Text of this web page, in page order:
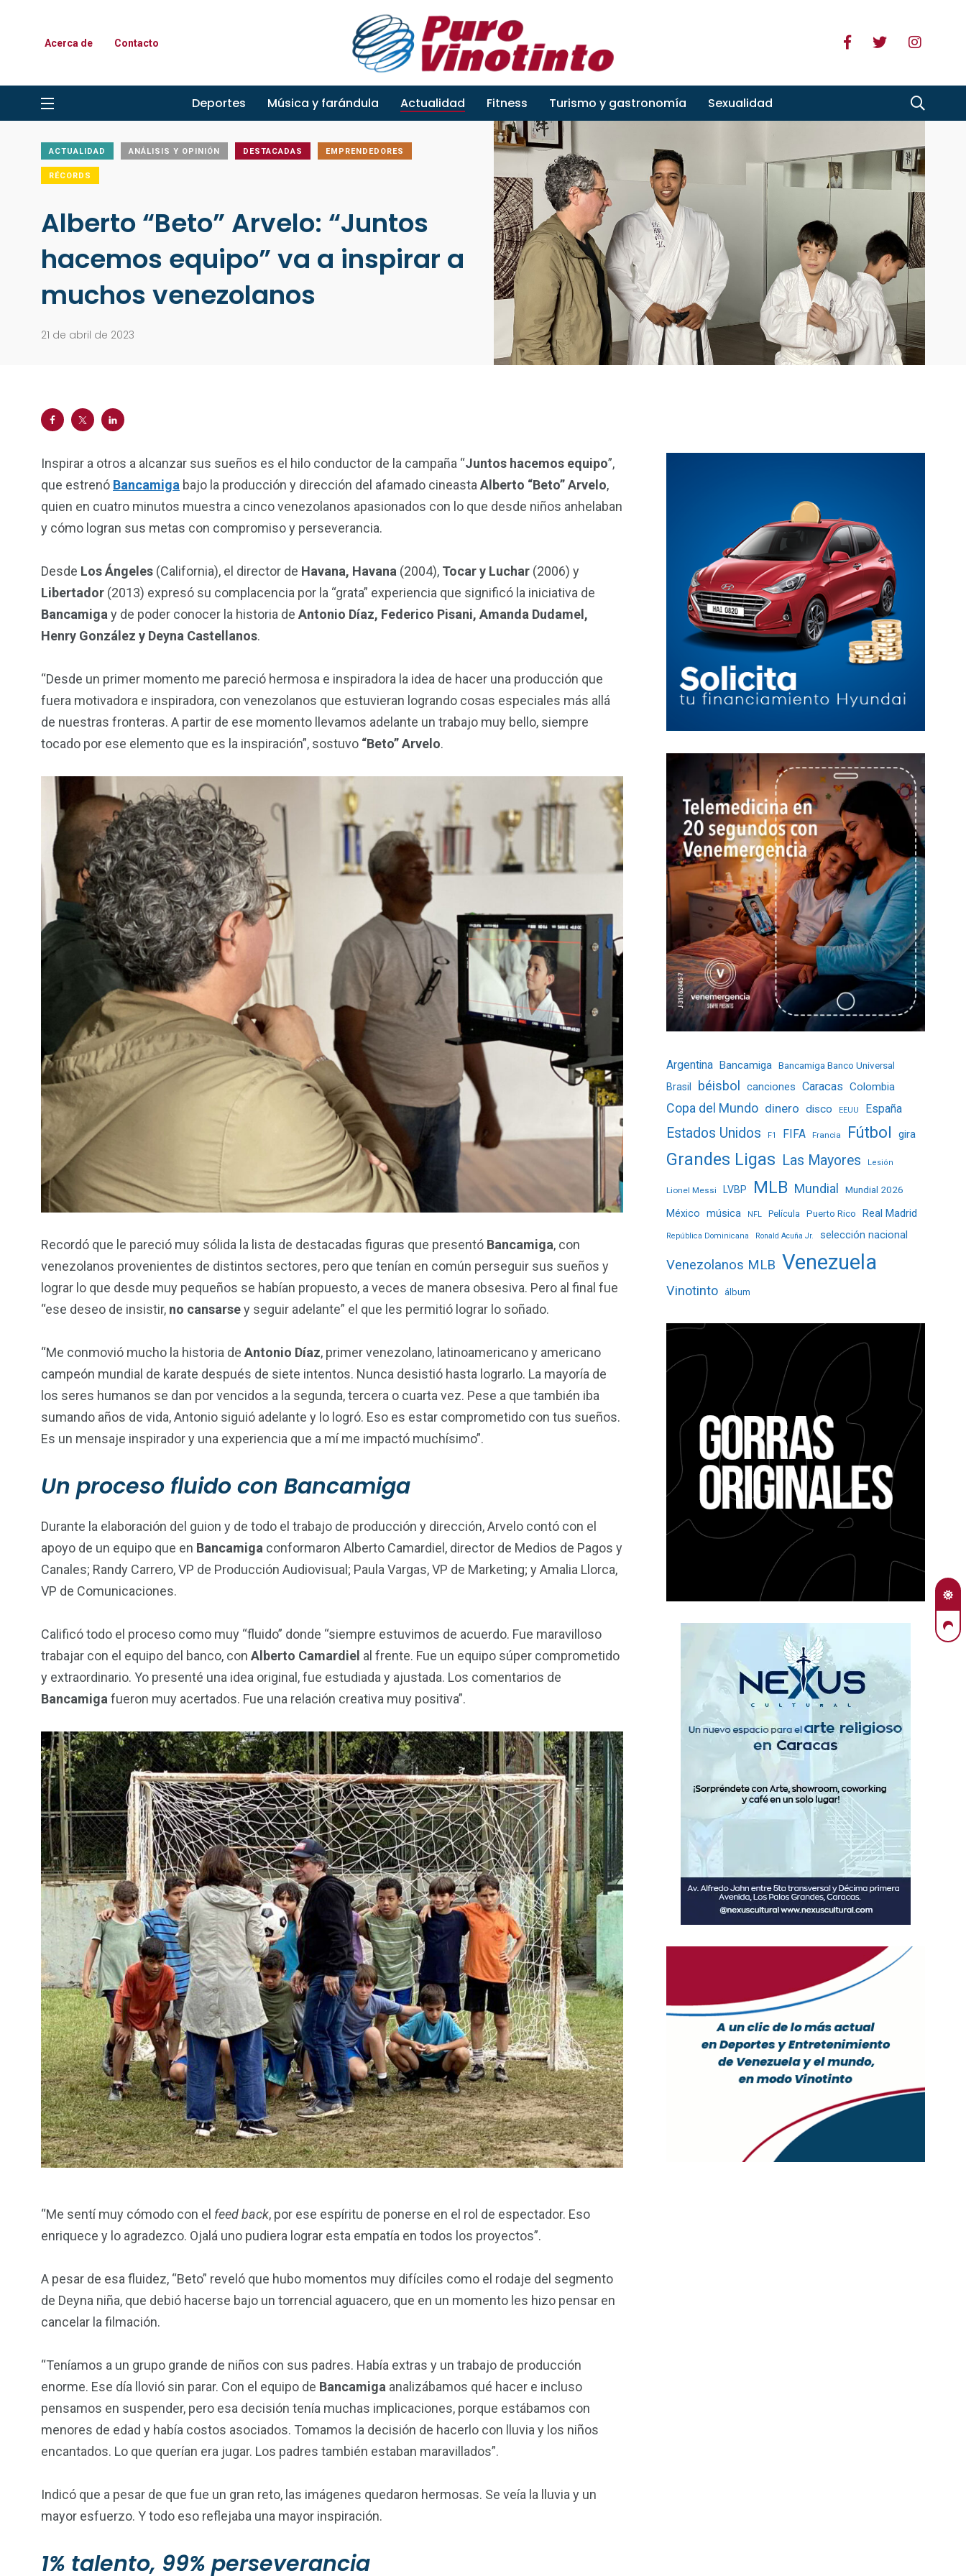
Acerca de Contacto
Deportes Música y farándula Actualidad Fitness Turismo y gastronomía Sexualidad
ACTUALIDAD ANÁLISIS Y OPINIÓN DESTACADAS EMPRENDEDORES
RÉCORDS
Alberto “Beto” Arvelo: “Juntos
hacemos equipo” va a inspirar a
muchos venezolanos
21 de abril de 2023
Inspirar a otros a alcanzar sus sueños es el hilo conductor de la campaña “Juntos hacemos equipo”,
que estrenó Bancamiga bajo la producción y dirección del afamado cineasta Alberto “Beto” Arvelo,
quien en cuatro minutos muestra a cinco venezolanos apasionados con lo que desde niños anhelaban
y cómo logran sus metas con compromiso y perseverancia.
Desde Los Ángeles (California), el director de Havana, Havana (2004), Tocar y Luchar (2006) y
Libertador (2013) expresó su complacencia por la “grata” experiencia que significó la iniciativa de
Bancamiga y de poder conocer la historia de Antonio Díaz, Federico Pisani, Amanda Dudamel,
Henry González y Deyna Castellanos.
“Desde un primer momento me pareció hermosa e inspiradora la idea de hacer una producción que
fuera motivadora e inspiradora, con venezolanos que estuvieran logrando cosas especiales más allá
de nuestras fronteras. A partir de ese momento llevamos adelante un trabajo muy bello, siempre
tocado por ese elemento que es la inspiración”, sostuvo “Beto” Arvelo.
Recordó que le pareció muy sólida la lista de destacadas figuras que presentó Bancamiga, con
venezolanos provenientes de distintos sectores, pero que tenían en común perseguir sus sueños y
lograr lo que desde muy pequeños se habían propuesto, a veces de manera obsesiva. Pero al final fue
“ese deseo de insistir, no cansarsey seguir adelante” el que les permitió lograr lo soñado.
“Me conmovió mucho la historia de Antonio Díaz, primer venezolano, latinoamericano y americano
campeón mundial de karate después de siete intentos. Nunca desistió hasta lograrlo. La mayoría de
los seres humanos se dan por vencidos a la segunda, tercera o cuarta vez. Pese a que también iba
sumando años de vida, Antonio siguió adelante y lo logró. Eso es estar comprometido con tus sueños.
Es un mensaje inspirador y una experiencia que a mí me impactó muchísimo”.
Un proceso fluido con Bancamiga
Durante la elaboración del guion y de todo el trabajo de producción y dirección, Arvelo contó con el
apoyo de un equipo que en Bancamiga conformaron Alberto Camardiel, director de Medios de Pagos y
Canales; Randy Carrero, VP de Producción Audiovisual; Paula Vargas, VP de Marketing; y Amalia Llorca,
VP de Comunicaciones.
Calificó todo el proceso como muy “fluido” donde “siempre estuvimos de acuerdo. Fue maravilloso
trabajar con el equipo del banco, con Alberto Camardiel al frente. Fue un equipo súper comprometido
y extraordinario. Yo presenté una idea original, fue estudiada y ajustada. Los comentarios de
Bancamiga fueron muy acertados. Fue una relación creativa muy positiva”.
“Me sentí muy cómodo con el feed back, por ese espíritu de ponerse en el rol de espectador. Eso
enriquece y lo agradezco. Ojalá uno pudiera lograr esta empatía en todos los proyectos”.
A pesar de esa fluidez, “Beto” reveló que hubo momentos muy difíciles como el rodaje del segmento
de Deyna niña, que debió hacerse bajo un torrencial aguacero, que en un momento les hizo pensar en
cancelar la filmación.
“Teníamos a un grupo grande de niños con sus padres. Había extras y un trabajo de producción
enorme. Ese día llovió sin parar. Con el equipo de Bancamiga analizábamos qué hacer e incluso
pensamos en suspender, pero esa decisión tenía muchas implicaciones, porque estábamos con
menores de edad y había costos asociados. Tomamos la decisión de hacerlo con lluvia y los niños
encantados. Lo que querían era jugar. Los padres también estaban maravillados”.
Indicó que a pesar de que fue un gran reto, las imágenes quedaron hermosas. Se veía la lluvia y un
mayor esfuerzo. Y todo eso reflejaba una mayor inspiración.
1% talento, 99% perseverancia
Argentina Bancamiga Bancamiga Banco Universal
Brasil
béisbol canciones Caracas Colombia
Copa del Mundo dinero disco EEUU España
Estados Unidos F1 FIFA Francia Fútbol gira
Grandes Ligas Las Mayores Lesión
Lionel Messi LVBP MLB Mundial Mundial 2026
México música NFL Película Puerto Rico Real Madrid
República Dominicana Ronald Acuña Jr. selección nacional
Venezolanos MLB Venezuela
Vinotinto álbum